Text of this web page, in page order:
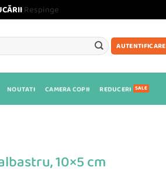
Respinge
AUTENTIFICARE
NOUTATI CAMERA COPII REDUCERI
10×5 cm